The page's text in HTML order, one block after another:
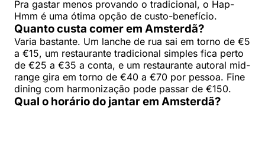
Pra gastar menos provando o tradicional, o Hap-
Hmm é uma ótima opção de custo-benefício.
Quanto custa comer em Amsterdã?
Varia bastante. Um lanche de rua sai em torno de €5
a €15, um restaurante tradicional simples fica perto
de €25 a €35 a conta, e um restaurante autoral mid-
range gira em torno de €40 a €70 por pessoa. Fine
dining com harmonização pode passar de €150.
Qual o horário do jantar em Amsterdã?